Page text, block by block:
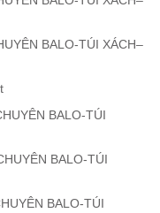
BALO-TÚI XÁCH–
BALO-TÚI
BALO-TÚI
BALO-TÚI